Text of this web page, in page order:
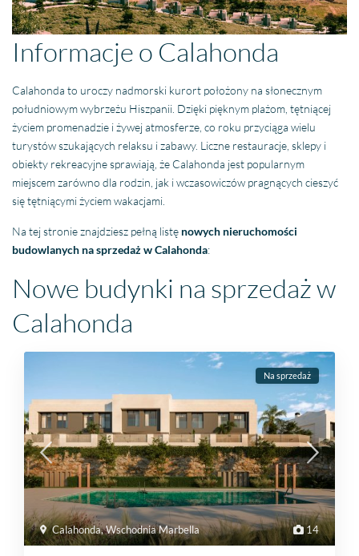
Informacje o Calahonda
Calahonda to uroczy nadmorski kurort położony na słonecznym
południowym wybrzeżu Hiszpanii. Dzięki pięknym plażom, tętniącej
życiem promenadzie i żywej atmosferze, co roku przyciąga wielu
turystów szukających relaksu i zabawy. Liczne restauracje, sklepy i
obiekty rekreacyjne sprawiają, że Calahonda jest popularnym
miejscem zarówno dla rodzin, jak i wczasowiczów pragnących cieszyć
się tętniącymi życiem wakacjami.
Na tej stronie znajdziesz pełną listę nowych nieruchomości
budowlanych na sprzedaż w Calahonda:
Nowe budynki na sprzedaż w
Calahonda
14
Calahonda,Wschodnia Marbella
Na sprzedaż